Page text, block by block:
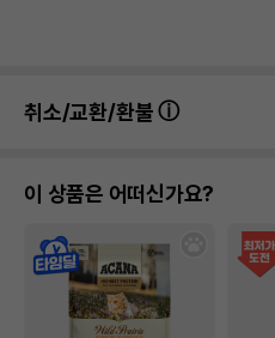
취소/교환/환불
이 상품은 어떠신가요?